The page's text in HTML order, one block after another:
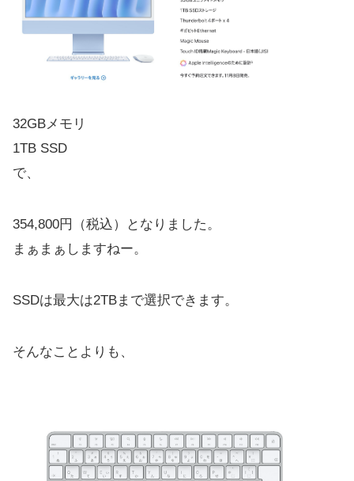
32GBメモリ
1TB SSD
で、
354,800円（税込）となりました。
まぁまぁしますねー。
SSDは最大は2TBまで選択できます。
そんなことよりも、